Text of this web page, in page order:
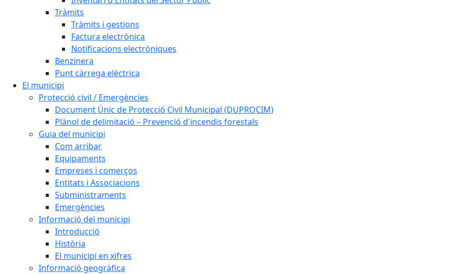
Tràmits
Tràmits i gestions
Factura electrònica
Notificacions electròniques
Benzinera
Punt càrrega elèctrica
El municipi
Protecció civil / Emergències
Document Únic de Protecció Civil Municipal (DUPROCIM)
Plànol de delimitació – Prevenció d'incendis forestals
Guia del municipi
Com arribar
Equipaments
Empreses i comerços
Entitats i Associacions
Subministraments
Emergències
Informació del municipi
Introducció
Història
El municipi en xifres
Informació geogràfica